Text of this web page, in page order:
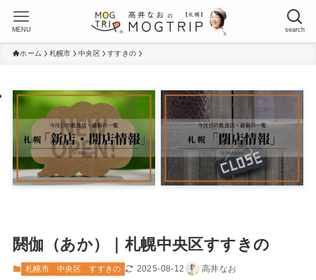
search
MENU
ホーム 札幌市 中央区 すすきの
閼伽（あか）｜札幌中央区すすきの
札幌市 中央区 すすきの 2025-08-12 高井なお